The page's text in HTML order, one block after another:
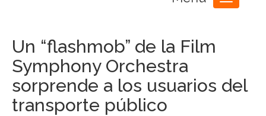
navigation
Un “flashmob” de la Film
Symphony Orchestra
sorprende a los usuarios del
transporte público